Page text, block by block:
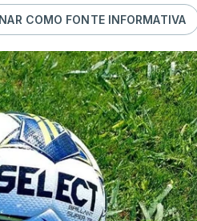
COMO FONTE INFORMATIVA